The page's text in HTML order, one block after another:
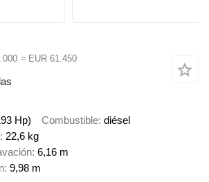
≈ EUR 61.450
Hp) Combustible diésel
22,6 kg
6,16 m
9,98 m